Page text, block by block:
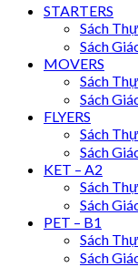
STARTERS
Sách
Sách
MOVERS
Sách
Sách
FLYERS
Sách
Sách
KET – A2
Sách
Sách
PET – B1
Sách
Sách